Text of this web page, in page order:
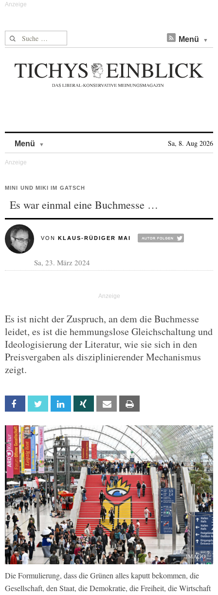
Suche nach: Menü
Menü Sa, 8. Aug 2026
MINI UND MIKI IM GATSCH
Es war einmal eine Buchmesse …
VON KLAUS-RÜDIGER MAI
Sa, 23. März 2024
Es ist nicht der Zuspruch, an dem die Buchmesse
leidet, es ist die hemmungslose Gleichschaltung und
Ideologisierung der Literatur, wie sie sich in den
Preisvergaben als disziplinierender Mechanismus
zeigt.
Facebook Twitter Linkedin Xing Email
IMAGO
Die Formulierung, dass die Grünen alles kaputt bekommen, die
Gesellschaft, den Staat, die Demokratie, die Freiheit, die Wirtschaft